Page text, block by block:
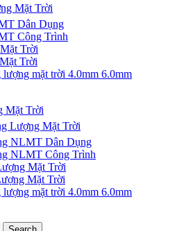
Mặt Trời
Dân Dụng
Công Trình
Trời
Trời
mặt trời 4.0mm 6.0mm
Mặt Trời
Lượng Mặt Trời
NLMT Dân Dụng
NLMT Công Trình
Mặt Trời
Mặt Trời
mặt trời 4.0mm 6.0mm